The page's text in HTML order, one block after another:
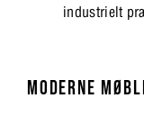
industrielt
MODERNE